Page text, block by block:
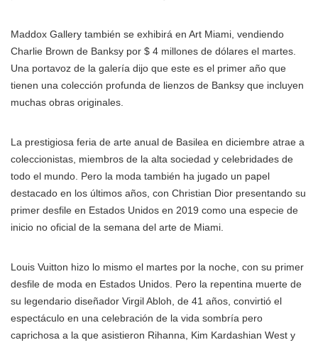
Maddox Gallery también se exhibirá en Art Miami, vendiendo
Charlie Brown de Banksy por $ 4 millones de dólares el martes.
Una portavoz de la galería dijo que este es el primer año que
tienen una colección profunda de lienzos de Banksy que incluyen
muchas obras originales.
La prestigiosa feria de arte anual de Basilea en diciembre atrae a
coleccionistas, miembros de la alta sociedad y celebridades de
todo el mundo. Pero la moda también ha jugado un papel
destacado en los últimos años, con Christian Dior presentando su
primer desfile en Estados Unidos en 2019 como una especie de
inicio no oficial de la semana del arte de Miami.
Louis Vuitton hizo lo mismo el martes por la noche, con su primer
desfile de moda en Estados Unidos. Pero la repentina muerte de
su legendario diseñador Virgil Abloh, de 41 años, convirtió el
espectáculo en una celebración de la vida sombría pero
caprichosa a la que asistieron Rihanna, Kim Kardashian West y